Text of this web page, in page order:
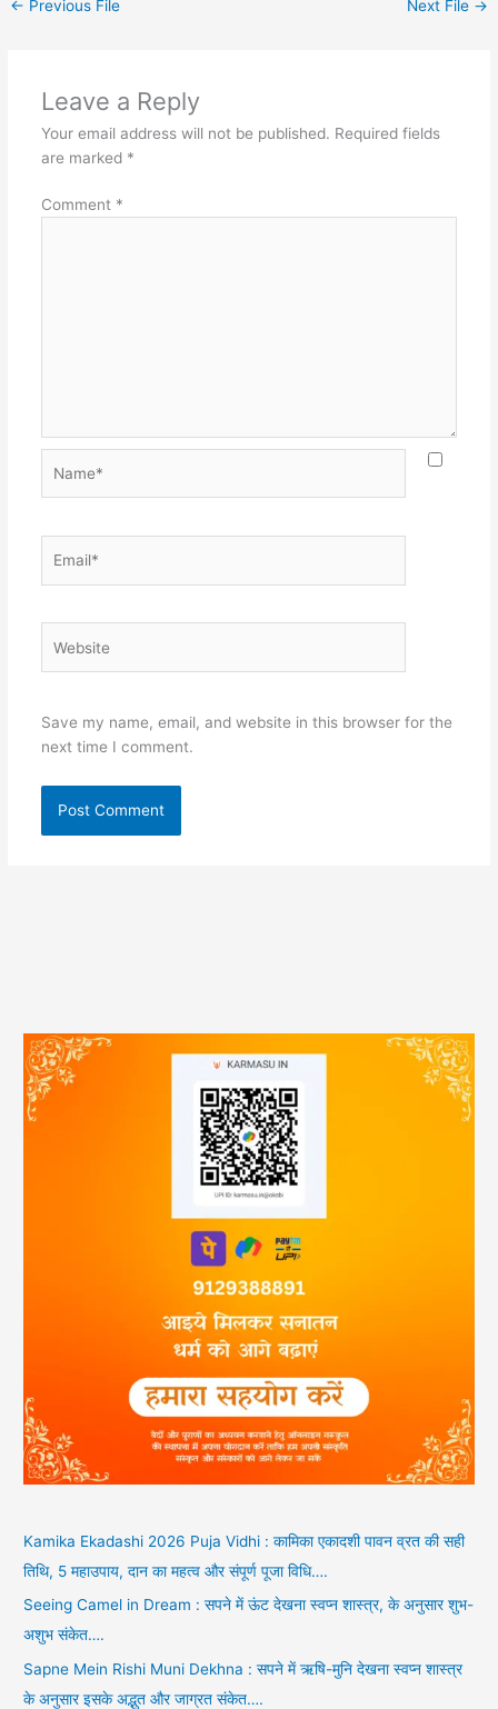
← Previous File Next File →
Leave a Reply
Your email address will not be published. Required fields
are marked *
Comment *
Save my name, email, and website in this browser for the
next time I comment.
Kamika Ekadashi 2026 Puja Vidhi : कामिका एकादशी पावन व्रत की सही
तिथि, 5 महाउपाय, दान का महत्व और संपूर्ण पूजा विधि….
Seeing Camel in Dream : सपने में ऊंट देखना स्वप्न शास्त्र, के अनुसार शुभ-
अशुभ संकेत….
Sapne Mein Rishi Muni Dekhna : सपने में ऋषि-मुनि देखना स्वप्न शास्त्र
के अनुसार इसके अद्भुत और जाग्रत संकेत….